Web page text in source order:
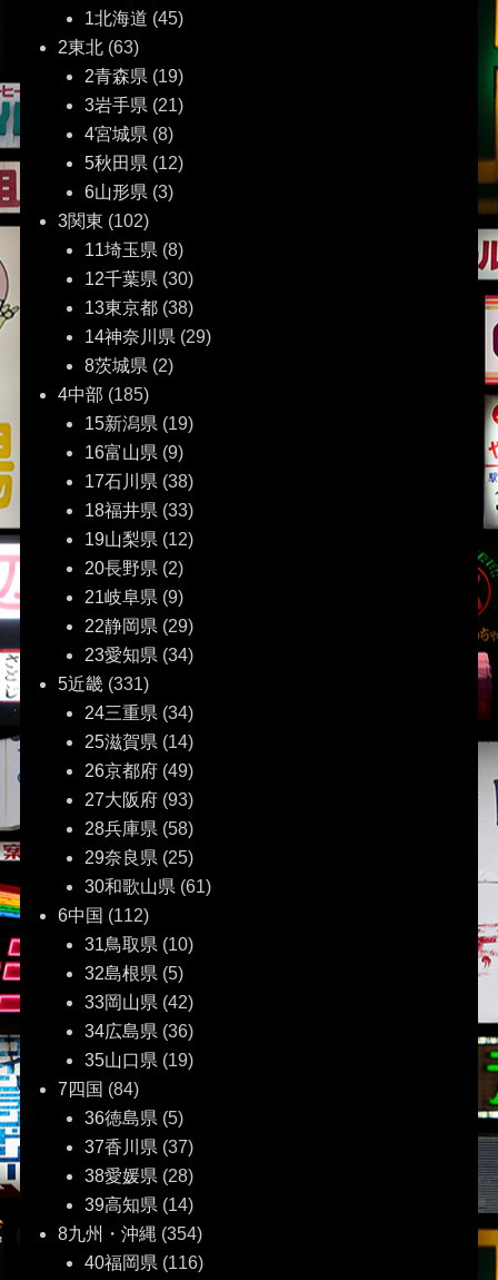
ー
シ
ョ
ン
1北海道 (45)
2東北(63)
2青森県 (19)
3岩手県 (21)
4宮城県 (8)
5秋田県 (12)
6山形県 (3)
3関東 (102)
11埼玉県 (8)
12千葉県 (30)
13東京都(38)
14神奈川県 (29)
8茨城県 (2)
4中部 (185)
15新潟県 (19)
16富山県 (9)
17石川県 (38)
18福井県 (33)
19山梨県 (12)
20長野県 (2)
21岐阜県 (9)
22静岡県 (29)
23愛知県 (34)
5近畿(331)
24三重県 (34)
25滋賀県 (14)
26京都府(49)
27大阪府(93)
28兵庫県 (58)
29奈良県 (25)
30和歌山県 (61)
6中国 (112)
31鳥取県 (10)
32島根県 (5)
33岡山県 (42)
34広島県 (36)
35山口県 (19)
7四国 (84)
36徳島県 (5)
37香川県 (37)
38愛媛県 (28)
39高知県 (14)
8九州・沖縄 (354)
40福岡県 (116)